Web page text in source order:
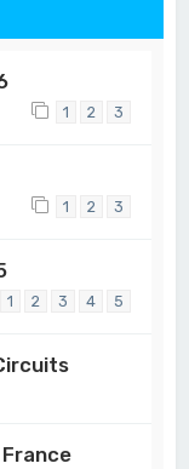
1 2 3
1 2 3
1 2 3 4 5